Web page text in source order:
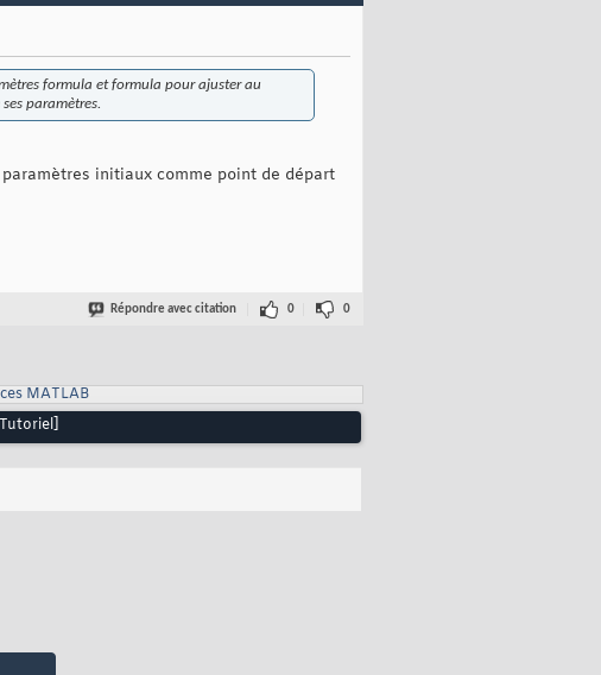
formula et formula pour ajuster au
paramètres.
initiaux comme point de départ
Répondre avec citation 0 0
MATLAB